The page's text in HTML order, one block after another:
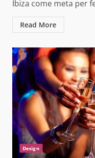
Ibiza come meta per
Read More
Design